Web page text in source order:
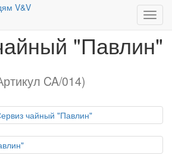
чайный "Павлин"
"Павлин"
CA/014)